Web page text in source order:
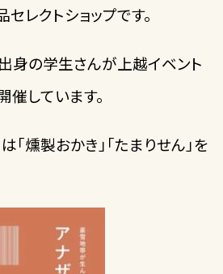
レクトショップです。
身の学生さんが上越イベント
しています。
燻製おかき」「たまりせん」を